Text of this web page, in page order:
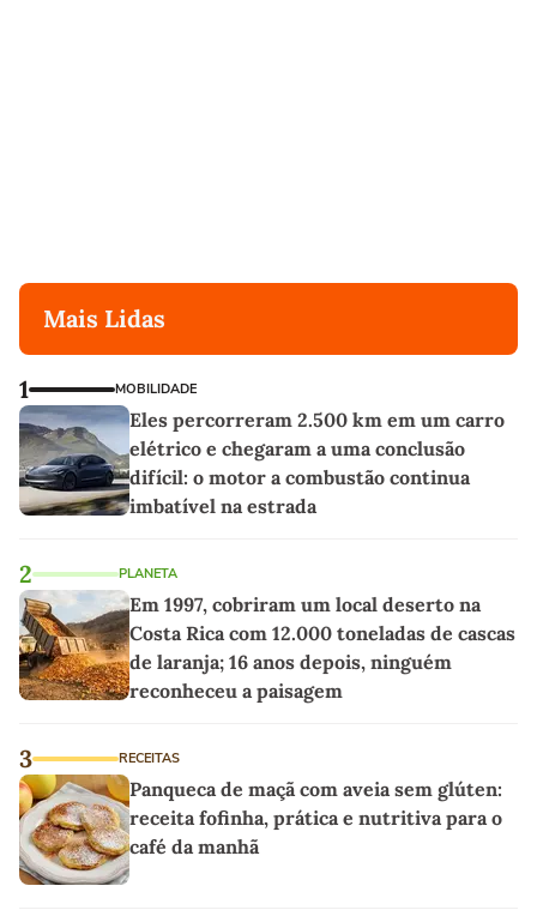
Mais Lidas
1 MOBILIDADE
Eles percorreram 2.500 km em um carro
elétrico e chegaram a uma conclusão
difícil: o motor a combustão continua
imbatível na estrada
2 PLANETA
Em 1997, cobriram um local deserto na
Costa Rica com 12.000 toneladas de cascas
de laranja; 16 anos depois, ninguém
reconheceu a paisagem
3 RECEITAS
Panqueca de maçã com aveia sem glúten:
receita fofinha, prática e nutritiva para o
café da manhã